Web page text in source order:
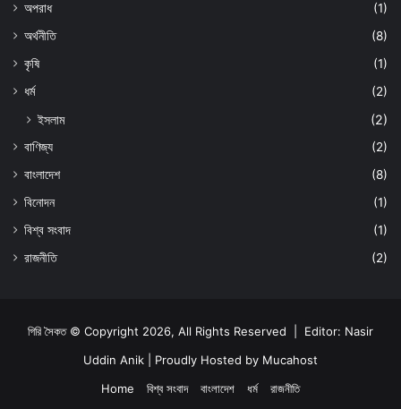
অপরাধ
(1)
অর্থনীতি
(8)
কৃষি
(1)
ধর্ম
(2)
ইসলাম (2)
বাণিজ্য
(2)
বাংলাদেশ
(8)
বিনোদন
(1)
বিশ্ব সংবাদ
(1)
রাজনীতি
(2)
গিরি সৈকত © Copyright 2026, All Rights Reserved | Editor: Nasir
Uddin Anik | Proudly Hosted by Mucahost
Home
বিশ্ব সংবাদ বাংলাদেশ ধর্ম রাজনীতি